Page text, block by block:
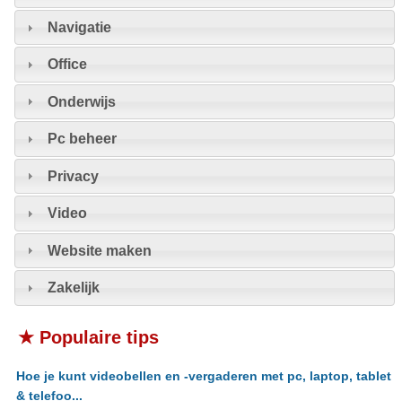
Navigatie
Office
Onderwijs
Pc beheer
Privacy
Video
Website maken
Zakelijk
★ Populaire tips
Hoe je kunt videobellen en -vergaderen met pc, laptop, tablet
& telefoo...